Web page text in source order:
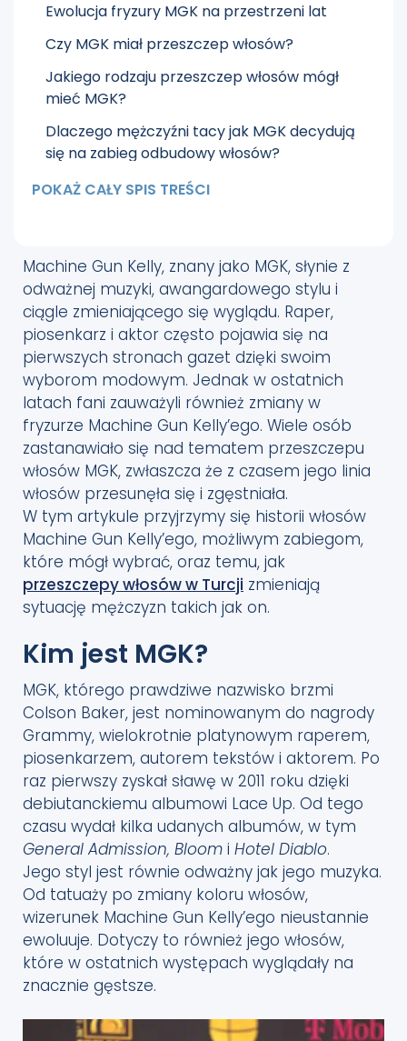
Ewolucja fryzury MGK na przestrzeni lat
Czy MGK miał przeszczep włosów?
Jakiego rodzaju przeszczep włosów mógł
mieć MGK?
Dlaczego mężczyźni tacy jak MGK decydują
się na zabieg odbudowy włosów?
Przeszczepy włosów celebrytów w Klinice
przeszczepie włosów w Klinice Cosmedica?
Czy przeszczep włosów jest dla Ciebie
odpowiedni?
Podsumowanie
POKAŻ CAŁY SPIS TREŚCI
Machine Gun Kelly, znany jako MGK, słynie z
odważnej muzyki, awangardowego stylu i
ciągle zmieniającego się wyglądu. Raper,
piosenkarz i aktor często pojawia się na
pierwszych stronach gazet dzięki swoim
wyborom modowym. Jednak w ostatnich
latach fani zauważyli również zmiany w
fryzurze Machine Gun Kelly’ego. Wiele osób
zastanawiało się nad tematem przeszczepu
włosów MGK, zwłaszcza że z czasem jego linia
włosów przesunęła się i zgęstniała.
W tym artykule przyjrzymy się historii włosów
Machine Gun Kelly’ego, możliwym zabiegom,
które mógł wybrać, oraz temu, jak
przeszczepy włosów w Turcji zmieniają
sytuację mężczyzn takich jak on.
Kim jest MGK?
MGK, którego prawdziwe nazwisko brzmi
Colson Baker, jest nominowanym do nagrody
Grammy, wielokrotnie platynowym raperem,
piosenkarzem, autorem tekstów i aktorem. Po
raz pierwszy zyskał sławę w 2011 roku dzięki
debiutanckiemu albumowi Lace Up. Od tego
czasu wydał kilka udanych albumów, w tym
General Admission, Bloom i Hotel Diablo.
Jego styl jest równie odważny jak jego muzyka.
Od tatuaży po zmiany koloru włosów,
wizerunek Machine Gun Kelly’ego nieustannie
ewoluuje. Dotyczy to również jego włosów,
które w ostatnich występach wyglądały na
znacznie gęstsze.